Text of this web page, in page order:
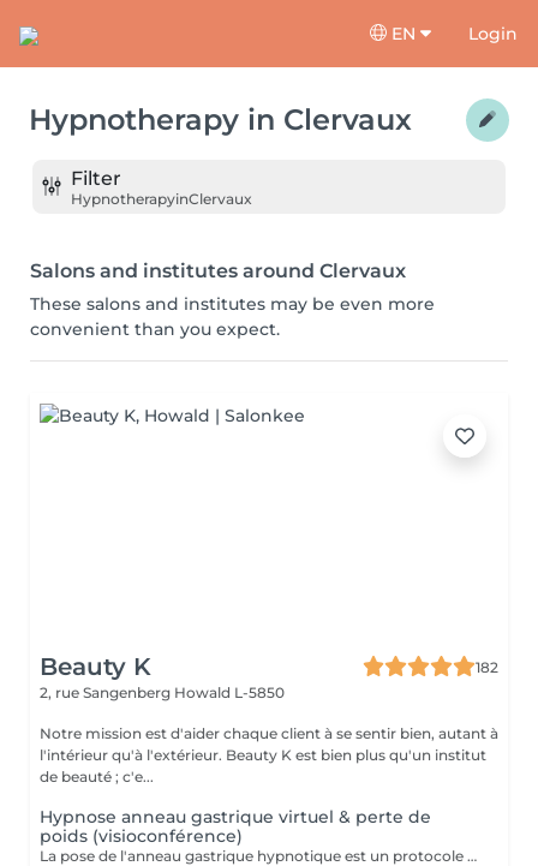
EN Login
Hypnotherapy in Clervaux
Filter
HypnotherapyinClervaux
Salons and institutes around Clervaux
These salons and institutes may be even more
convenient than you expect.
Beauty K
182
2, rue Sangenberg Howald L-5850
Notre mission est d'aider chaque client à se sentir bien, autant à
l'intérieur qu'à l'extérieur. Beauty K est bien plus qu'un institut
de beauté ; c'e...
Hypnose anneau gastrique virtuel & perte de
poids (visioconférence)
La pose de l'anneau gastrique hypnotique est un protocole bien spécifique et se fait sur 4 séances. Une séance de suivi est également comprise dans le forfait. L'anneau gastrique hypnotique sera bénéfique pour quiconque a un surpoids de 10kg ou plus. La solution hypnotique vous permet de perdre vos kilos en trop sans passer par la case chirurgie chère et dangereuse. Grâce à l'anneau gastrique hypnotique, vous créez un rapport différent avec la nourriture afin de changer vos habitudes alimentaires durablement. Plus d'informations sur : http://jgchypnose.com